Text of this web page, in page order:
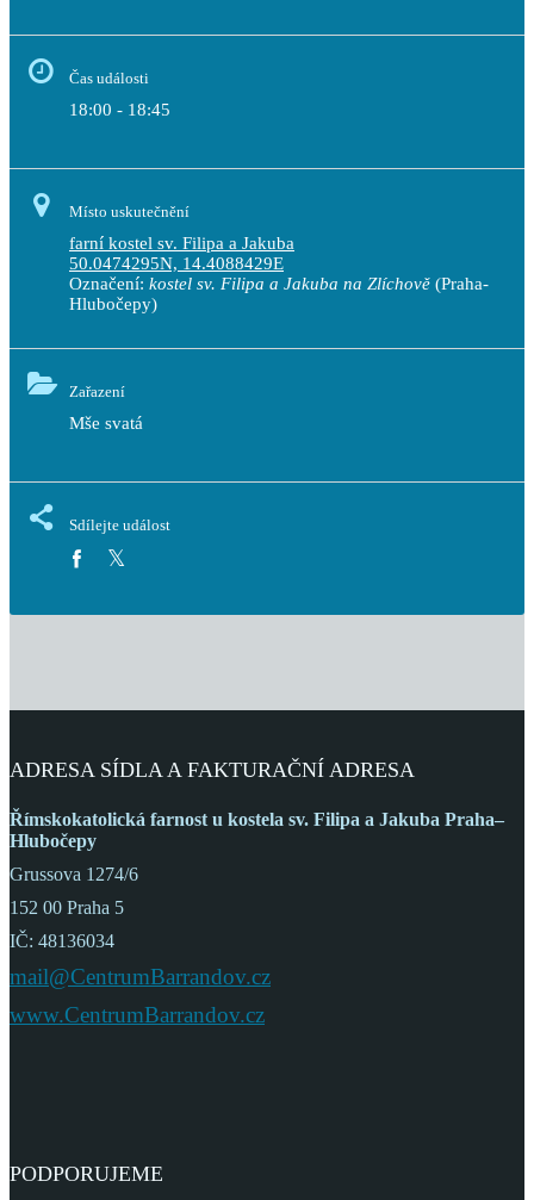
Čas události
18:00 - 18:45
Místo uskutečnění
farní kostel sv. Filipa a Jakuba
50.0474295N, 14.4088429E
Označení: kostel sv. Filipa a Jakuba na Zlíchově (Praha-
Hlubočepy)
Zařazení
Mše svatá
Sdílejte událost
ADRESA SÍDLA A FAKTURAČNÍ ADRESA
Římskokatolická farnost u kostela sv. Filipa a Jakuba Praha–
Hlubočepy
Grussova 1274/6
152 00 Praha 5
IČ: 48136034
mail@CentrumBarrandov.cz
www.CentrumBarrandov.cz
PODPORUJEME